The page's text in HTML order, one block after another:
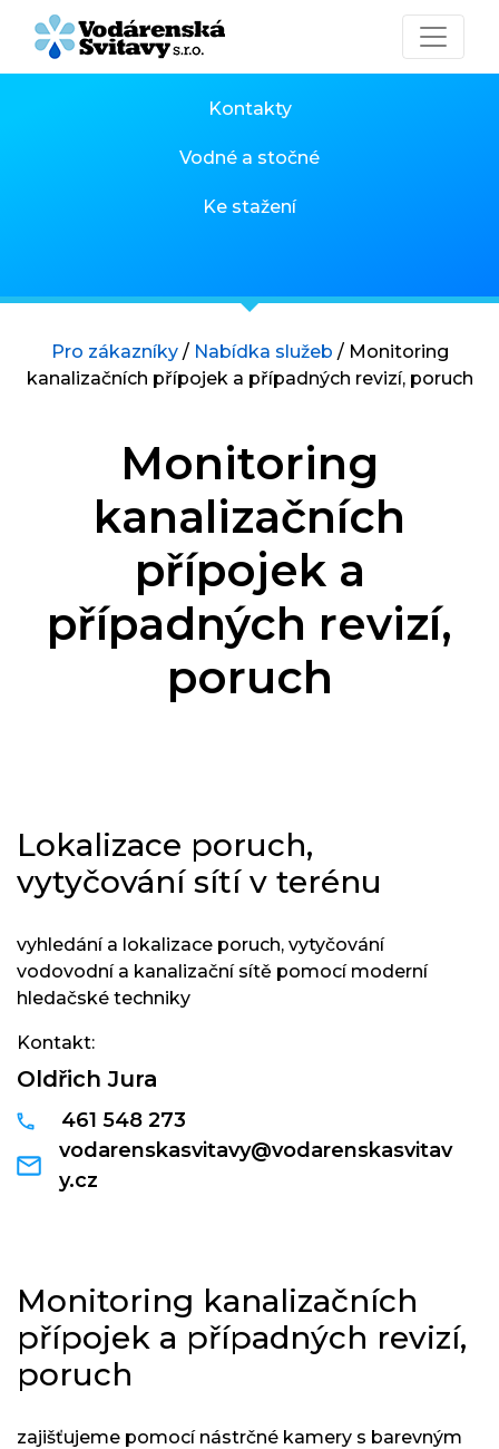
Kontakty
Vodné a stočné
Ke stažení
Pro zákazníky/ Nabídka služeb / Monitoring
kanalizačních přípojek a případných revizí, poruch
Monitoring
kanalizačních
přípojek a
případných revizí,
poruch
Lokalizace poruch,
vytyčování sítí v terénu
vyhledání a lokalizace poruch, vytyčování
vodovodní a kanalizační sítě pomocí moderní
hledačské techniky
Kontakt:
Oldřich Jura
461 548 273
vodarenskasvitavy@vodarenskasvitav
y.cz
Monitoring kanalizačních
přípojek a případných revizí,
poruch
zajišťujeme pomocí nástrčné kamery s barevným